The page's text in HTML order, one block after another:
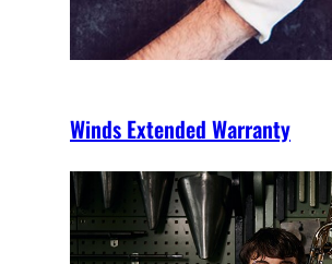
Winds Extended Warranty